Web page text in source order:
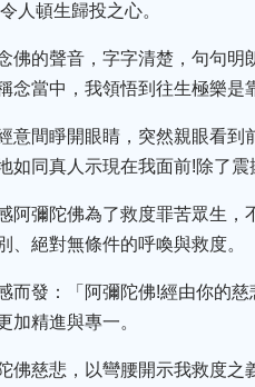
人頓生歸投之心。
佛的聲音，字字清楚，句句
念當中，我領悟到往生極樂是
意間睜開眼睛，突然親眼看
如同真人示現在我面前!除了
阿彌陀佛為了救度罪苦眾生
、絕對無條件的呼喚與救度。
而發：「阿彌陀佛!經由你的
加精進與專一。
佛慈悲，以彎腰開示我救度之